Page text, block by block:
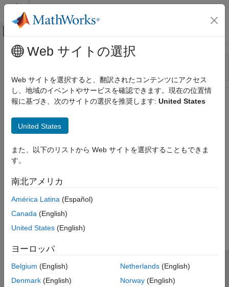
コンテンツへスキップ
オフキャンバス ナビゲーション メ
リソース
ステータス
メインコンテンツ
Web サイトの選択
Web サイトを選択すると、翻訳されたコンテンツにアクセス
し、地域のイベントやサービスを確認できます。現在の位置情
報に基づき、次のサイトの選択を推奨します: United States
United States
また、以下のリストから Web サイトを選択することもできま
す。
南北アメリカ
América Latina (Español)
Canada (English)
United States (English)
ヨーロッパ
Belgium (English)
Denmark (English)
Netherlands(English)
Norway(English)
トラストセンター
プライバシー ポリシー
違法コピー防止
アプリケーション ステータス